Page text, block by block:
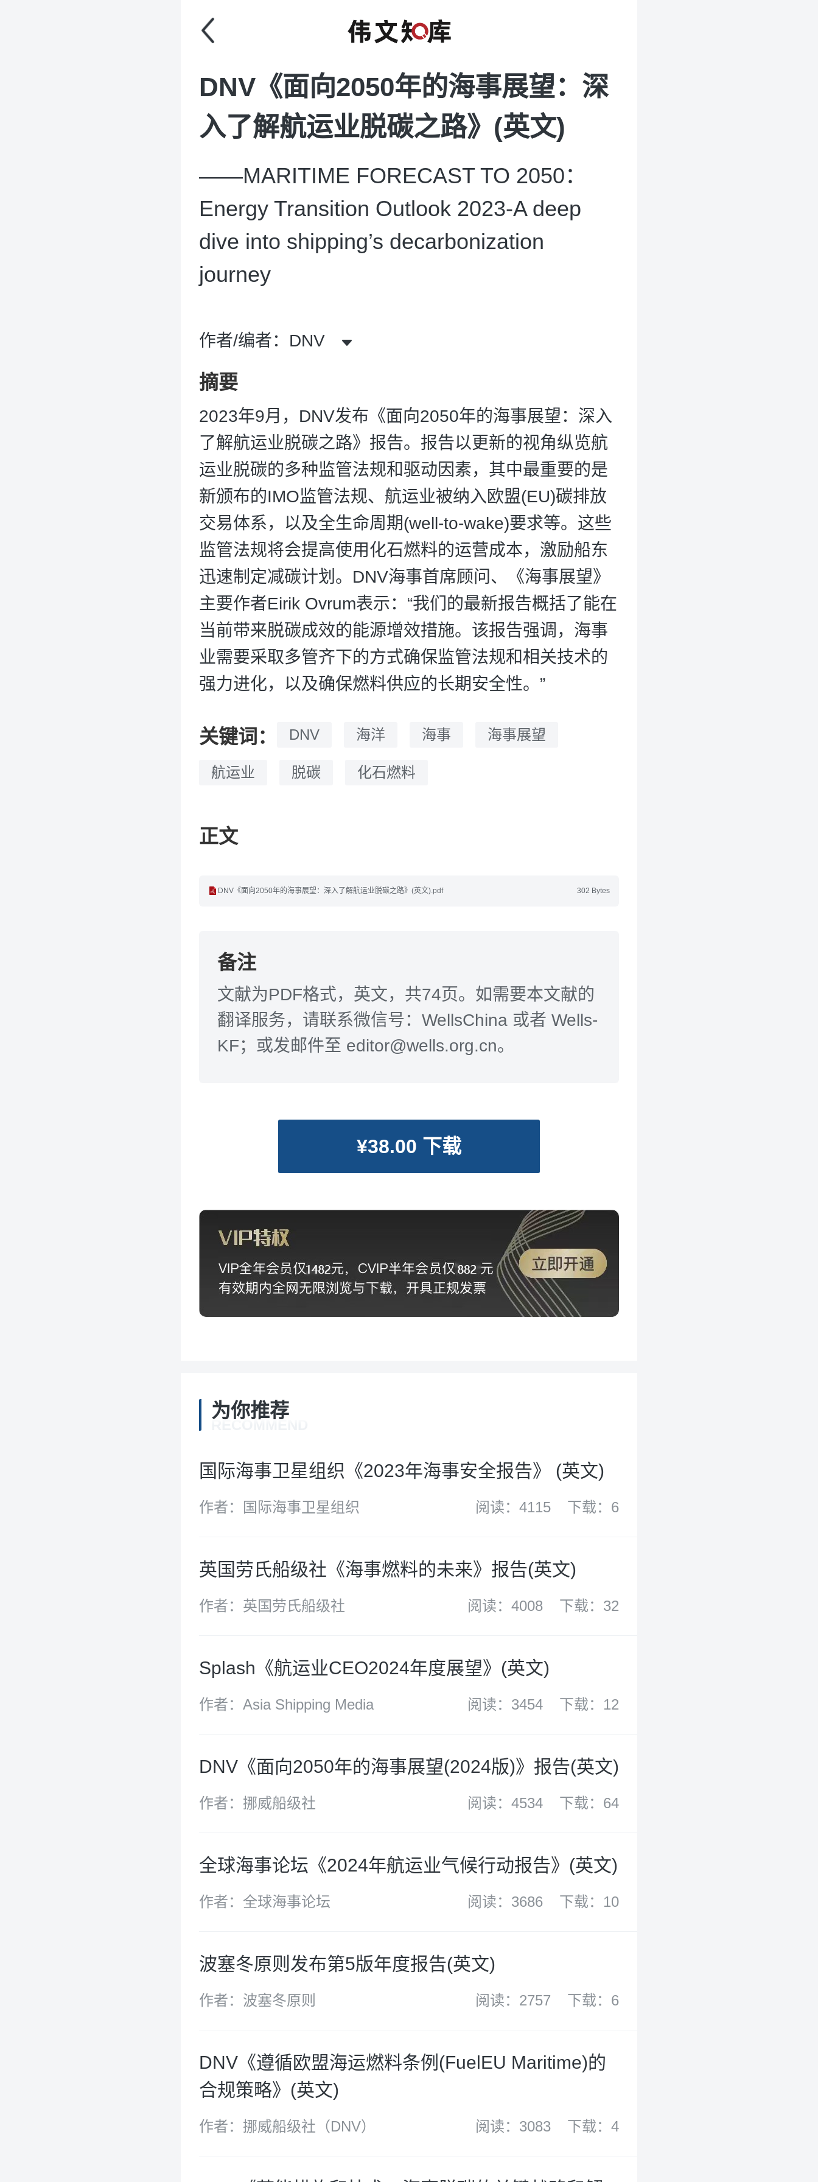
DNV《面向2050年的海事展望：深
入了解航运业脱碳之路》(英文)
——MARITIME FORECAST TO 2050：
Energy Transition Outlook 2023-A deep
dive into shipping’s decarbonization
journey
作者/编者：DNV
摘要
2023年9月，DNV发布《面向2050年的海事展望：深入
了解航运业脱碳之路》报告。报告以更新的视角纵览航
运业脱碳的多种监管法规和驱动因素，其中最重要的是
新颁布的IMO监管法规、航运业被纳入欧盟(EU)碳排放
交易体系，以及全生命周期(well-to-wake)要求等。这些
监管法规将会提高使用化石燃料的运营成本，激励船东
迅速制定减碳计划。DNV海事首席顾问、《海事展望》
主要作者Eirik Ovrum表示：“我们的最新报告概括了能在
当前带来脱碳成效的能源增效措施。该报告强调，海事
业需要采取多管齐下的方式确保监管法规和相关技术的
强力进化，以及确保燃料供应的长期安全性。”
关键词： DNV 海洋 海事 海事展望
航运业 脱碳 化石燃料
正文
302 Bytes
DNV《面向2050年的海事展望：深入了解航运业脱碳之路》(英文).pdf
备注
文献为PDF格式，英文，共74页。如需要本文献的
翻译服务，请联系微信号：WellsChina 或者 Wells-
KF；或发邮件至 editor@wells.org.cn。
¥38.00 下载
为你推荐
RECOMMEND
国际海事卫星组织《2023年海事安全报告》 (英文)
作者：国际海事卫星组织 阅读：4115 下载：6
英国劳氏船级社《海事燃料的未来》报告(英文)
作者：英国劳氏船级社 阅读：4008 下载：32
Splash《航运业CEO2024年度展望》(英文)
作者：Asia Shipping Media 阅读：3454 下载：12
DNV《面向2050年的海事展望(2024版)》报告(英文)
作者：挪威船级社 阅读：4534 下载：64
全球海事论坛《2024年航运业气候行动报告》(英文)
作者：全球海事论坛 阅读：3686 下载：10
波塞冬原则发布第5版年度报告(英文)
作者：波塞冬原则 阅读：2757 下载：6
DNV《遵循欧盟海运燃料条例(FuelEU Maritime)的
合规策略》(英文)
作者：挪威船级社（DNV） 阅读：3083 下载：4